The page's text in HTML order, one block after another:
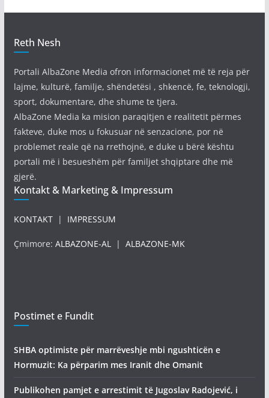
Reth Nesh
Portali AlbaZone Media ofron informacionet më të reja për
lajme, kulturë, familje, shëndetësi , shkencë, fe, teknologji,
sport, dokumentare, dhe shume te tjera.
AlbaZone Media ka mision paraqitjen e realitetit përmes
fakteve, duke mos u fokusuar në senzacione, por në
problemet reale që na rrethojnë, e duke u bërë kështu
portali më i besueshëm për familjet shqiptare dhe më
gjerë.
Kontakt & Marketing & Impressum
KONTAKT| IMPRESSUM
Çmimore: ALBAZONE-AL| ALBAZONE-MK
Postimet e Fundit
SHBA optimiste për marrëveshje mbi ngushticën e
Hormuzit: Ka përparim mes Iranit dhe Omanit
Publikohen pamjet e arrestimit të Jugoslav Radojević, i